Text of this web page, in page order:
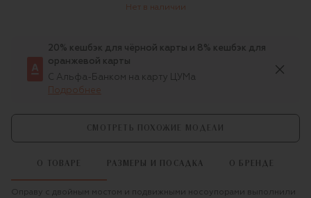
Нет в наличии
20% кешбэк для чёрной карты и 8% кешбэк для
оранжевой карты
С Альфа-Банком на карту ЦУМа
Подробнее
СМОТРЕТЬ ПОХОЖИЕ МОДЕЛИ
О ТОВАРЕ РАЗМЕРЫ И ПОСАДКА О БРЕНДЕ
Оправу с двойным мостом и подвижными носоупорами выполнили